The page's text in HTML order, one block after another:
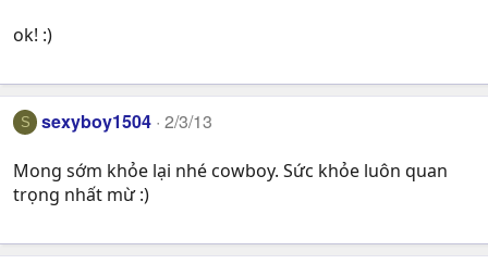
ok! :)
S sexyboy1504 2/3/13
Mong sớm khỏe lại nhé cowboy. Sức khỏe luôn quan
trọng nhất mừ :)